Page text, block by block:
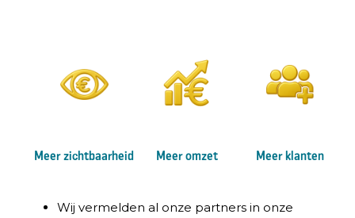
Meer zichtbaarheid Meer omzet Meer klanten
Wij vermelden al onze partners in onze